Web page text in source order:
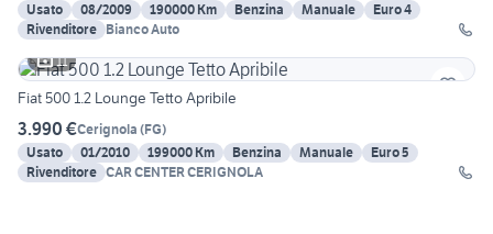
Usato
08/2009 190000 Km Benzina Manuale
Euro 4
Rivenditore Bianco Auto
11
Fiat 500 1.2 Lounge Tetto Apribile
3.990 €Cerignola (FG)
Usato
01/2010 199000 Km Benzina Manuale
Euro 5
Rivenditore CAR CENTER CERIGNOLA